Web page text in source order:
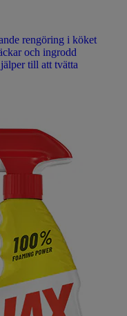
rengöring i köket
och ingrodd
till att tvätta